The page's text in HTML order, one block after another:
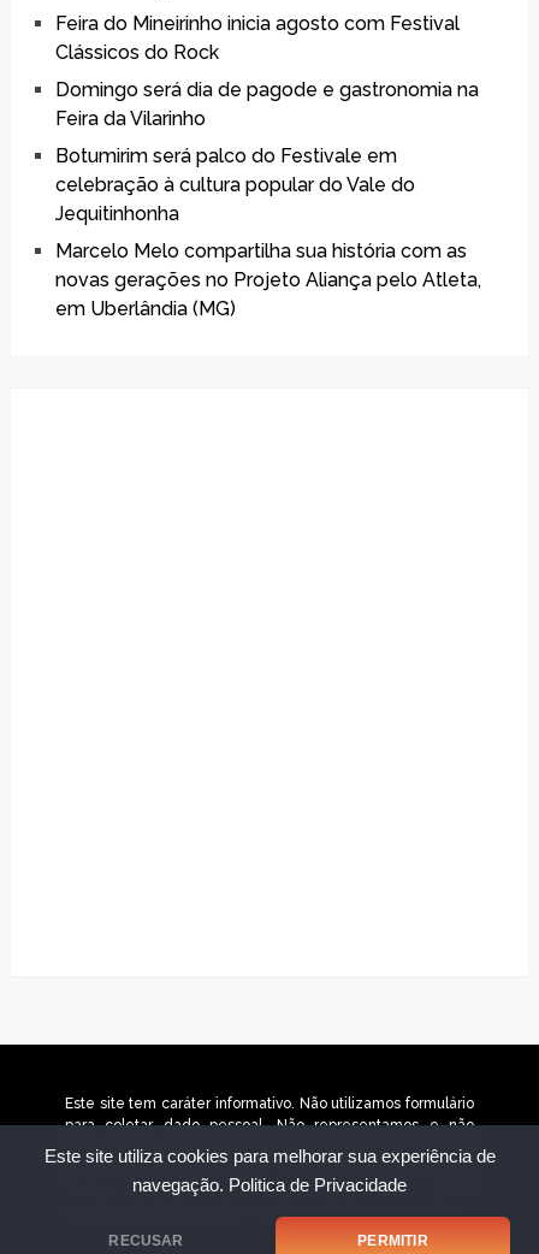
Este site utiliza cookies para melhorar sua experiência de
navegação. Politica de Privacidade
RECUSAR PERMITIR
Feira do Mineirinho inicia agosto com Festival
Clássicos do Rock
Domingo será dia de pagode e gastronomia na
Feira da Vilarinho
Botumirim será palco do Festivale em
celebração à cultura popular do Vale do
Jequitinhonha
Marcelo Melo compartilha sua história com as
novas gerações no Projeto Aliança pelo Atleta,
em Uberlândia (MG)
Este site tem caráter informativo. Não utilizamos formulário
para coletar dado pessoal. Não representamos e não
temos relação com nenhuma empresa ou programa citado
no conteúdo deste site. © 2025 jornaltudobh.com.br –
Todos os direitos reservados. © 2026